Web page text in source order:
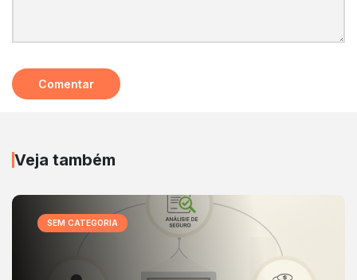
Veja também
SEM CATEGORIA